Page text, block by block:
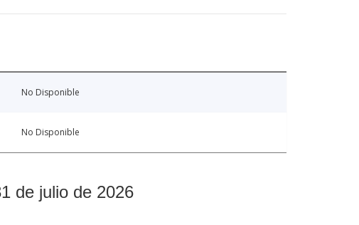
No Disponible
No Disponible
de julio de 2026